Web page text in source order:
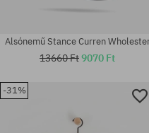
Elérhető méretek:
Alsónemű Stance Curren
13660 Ft9070 Ft
-31%